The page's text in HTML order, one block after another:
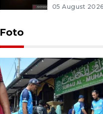
05 August 2026
Foto